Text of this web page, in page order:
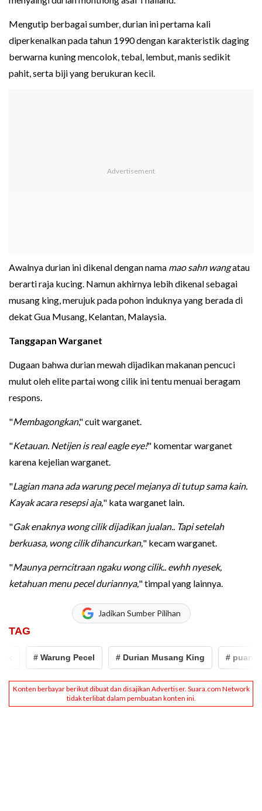
Mengutip berbagai sumber, durian ini pertama kali
diperkenalkan pada tahun 1990 dengan karakteristik daging
berwarna kuning mencolok, tebal, lembut, manis sedikit
pahit, serta biji yang berukuran kecil.
Awalnya durian ini dikenal dengan nama mao sahn wangatau
berarti raja kucing. Namun akhirnya lebih dikenal sebagai
musang king, merujuk pada pohon induknya yang berada di
dekat Gua Musang, Kelantan, Malaysia.
Tanggapan Warganet
Dugaan bahwa durian mewah dijadikan makanan pencuci
mulut oleh elite partai wong cilik ini tentu menuai beragam
respons.
"Membagongkan," cuit warganet.
"Ketauan. Netijen is real eagle eye!" komentar warganet
karena kejelian warganet.
"Lagian mana ada warung pecel mejanya di tutup sama kain.
Kayak acara resepsi aja," kata warganet lain.
"Gak enaknya wong cilik dijadikan jualan.. Tapi setelah
berkuasa, wong cilik dihancurkan," kecam warganet.
"Maunya perncitraan ngaku wong cilik.. ewhh nyesek,
ketahuan menu pecel duriannya," timpal yang lainnya.
Jadikan Sumber Pilihan
TAG
# Warung Pecel # Durian Musang King # puan